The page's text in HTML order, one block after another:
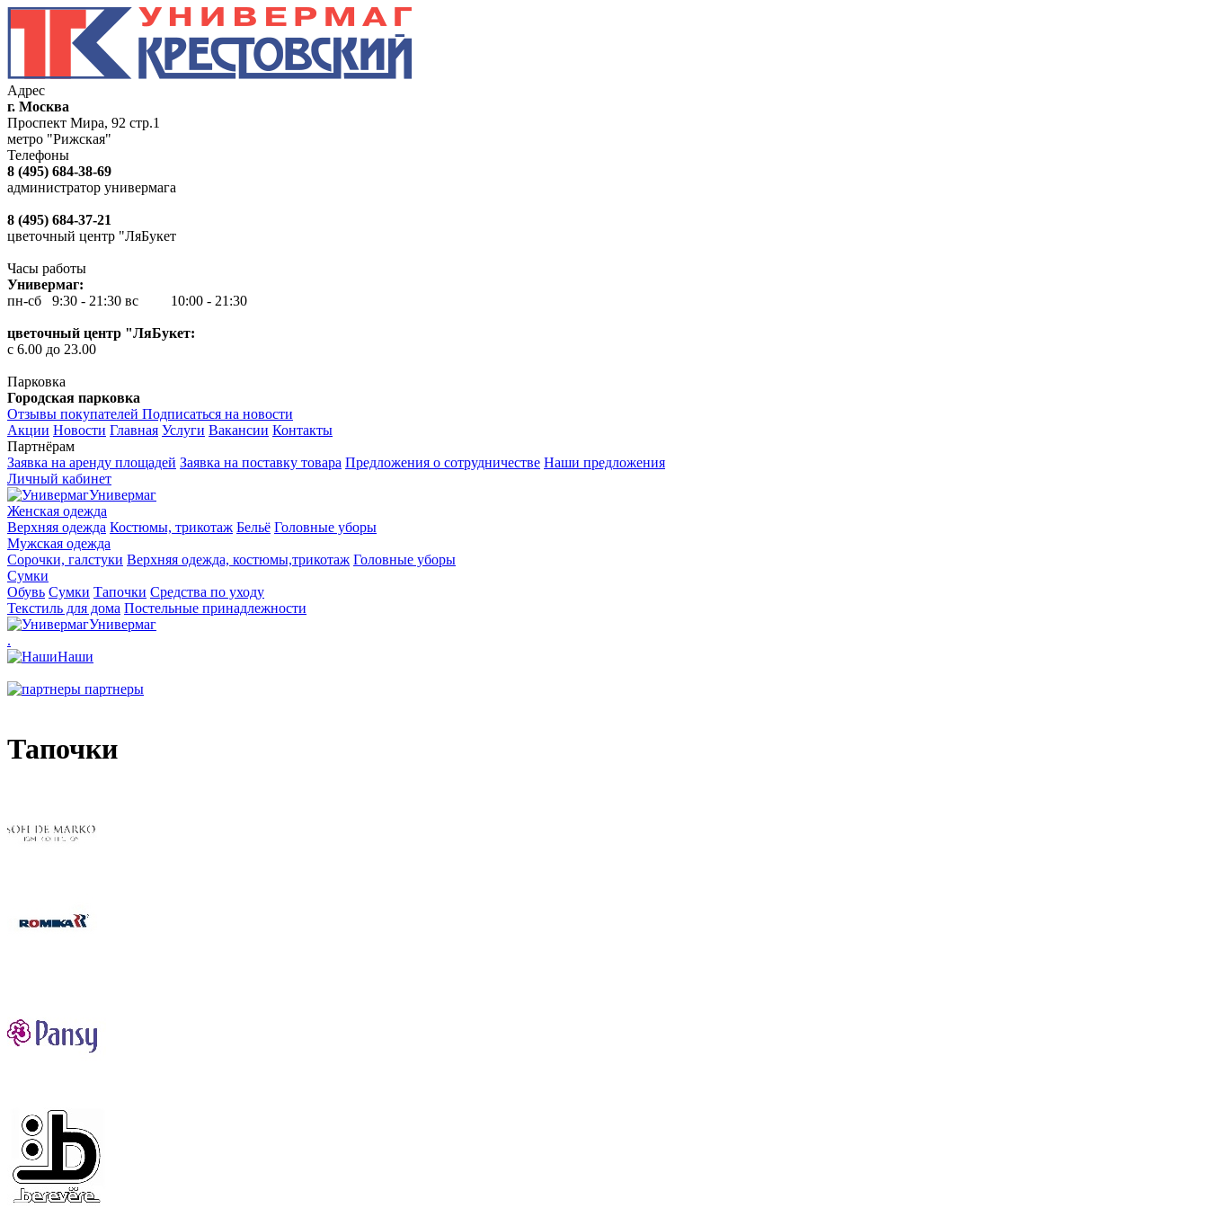
Адрес
г. Москва
Проспект Мира, 92 стр.1
метро "Рижская"
Телефоны
8 (495) 684-38-69
администратор универмага
8 (495) 684-37-21
цветочный центр "ЛяБукет
Часы работы
Универмаг:
пн-сб 9:30 - 21:30 вс 10:00 - 21:30
цветочный центр "ЛяБукет:
с 6.00 до 23.00
Парковка
Городская парковка
Отзывы покупателей Подписаться на новости
Акции Новости Главная Услуги Вакансии Контакты
Партнёрам
Заявка на аренду площадей Заявка на поставку товара Предложения о сотрудничестве Наши предложения
Личный кабинет
Универмаг
Женская одежда
Верхняя одежда Костюмы, трикотаж Бельё Головные уборы
Мужская одежда
Сорочки, галстуки Верхняя одежда, костюмы,трикотаж Головные уборы
Сумки
Обувь Сумки Тапочки Средства по уходу
Текстиль для дома Постельные принадлежности
Универмаг
.
Наши
партнеры
Тапочки